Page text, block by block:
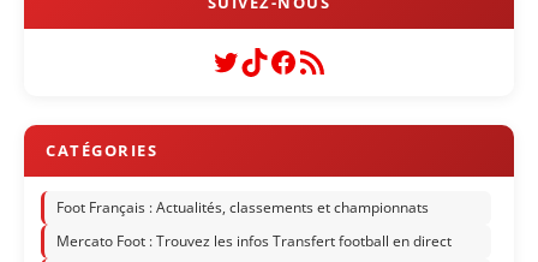
Twitter
TikTok
Facebook
Flux RSS
Foot Français : Actualités, classements et championnats
Mercato Foot : Trouvez les infos Transfert football en direct